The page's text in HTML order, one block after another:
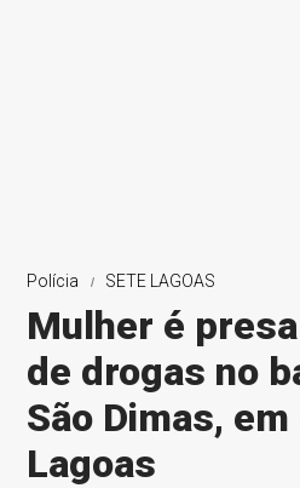
Polícia SETE LAGOAS
Mulher é
de drogas no
São Dimas,
Lagoas